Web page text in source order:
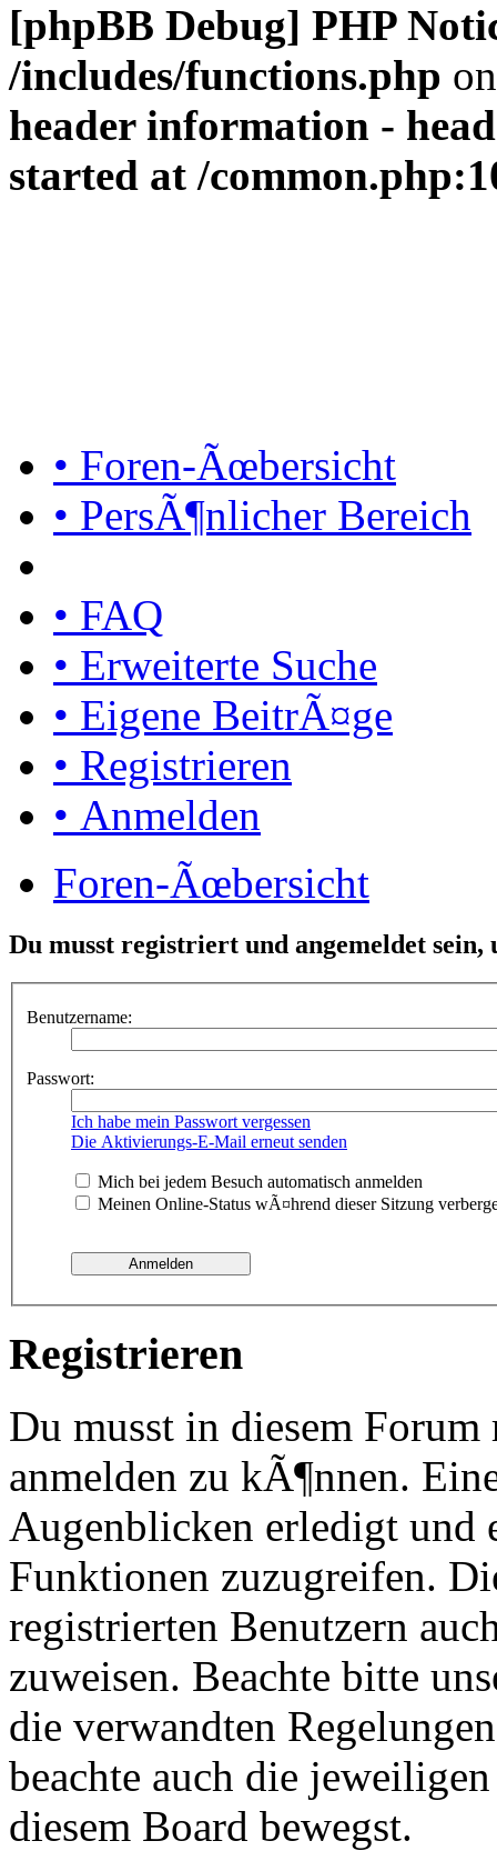
[phpBB Debug] PHP
/includes/functions.php
header information -
started at /
• Foren-Ãœbersicht
• PersÃ¶nlicher Bereich
• FAQ
• Erweiterte Suche
• Eigene BeitrÃ¤ge
• Registrieren
• Anmelden
Foren-Ãœbersicht
Du musst registriert und angemeldet
Benutzername:
Passwort:
Ich habe mein Passwort vergessen
Die Aktivierungs-E-Mail erneut senden
Mich bei jedem Besuch automatisch anmelden
Meinen Online-Status wÃ¤hrend dieser Sitzung
Registrieren
Du musst in diesem
anmelden zu kÃ¶nnen.
Augenblicken erledigt und
Funktionen zuzugreifen.
registrierten Benutzern
zuweisen. Beachte bitte
die verwandten
beachte auch die
diesem Board bewegst.